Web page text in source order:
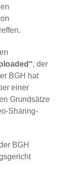
, der
BGH hat
einer
Grundsätze
Sharing-
BGH